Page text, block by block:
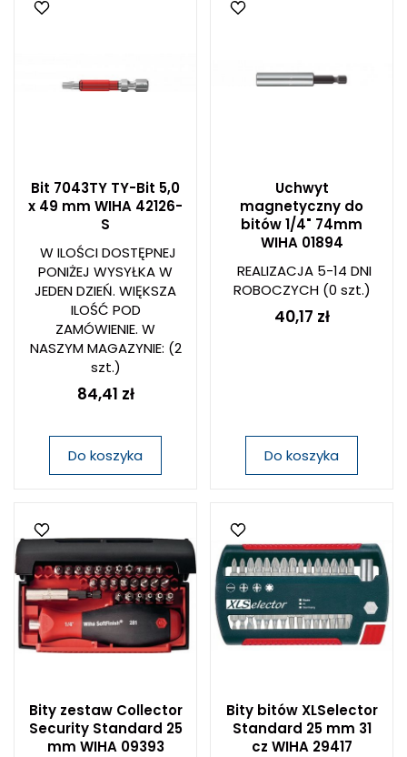
Bit 7043TY TY-Bit 5,0
x 49 mm WIHA 42126-
S
W ILOŚCI DOSTĘPNEJ
PONIŻEJ WYSYŁKA W
JEDEN DZIEŃ. WIĘKSZA
ILOŚĆ POD
ZAMÓWIENIE. W
NASZYM MAGAZYNIE: (2
szt.)
84,41 zł
Do koszyka
Uchwyt
magnetyczny do
bitów 1/4" 74mm
WIHA 01894
REALIZACJA 5-14 DNI
ROBOCZYCH(0 szt.)
40,17 zł
Do koszyka
Bity zestaw Collector
Security Standard 25
mm WIHA 09393
Bity bitów XLSelector
Standard 25 mm 31
cz WIHA 29417